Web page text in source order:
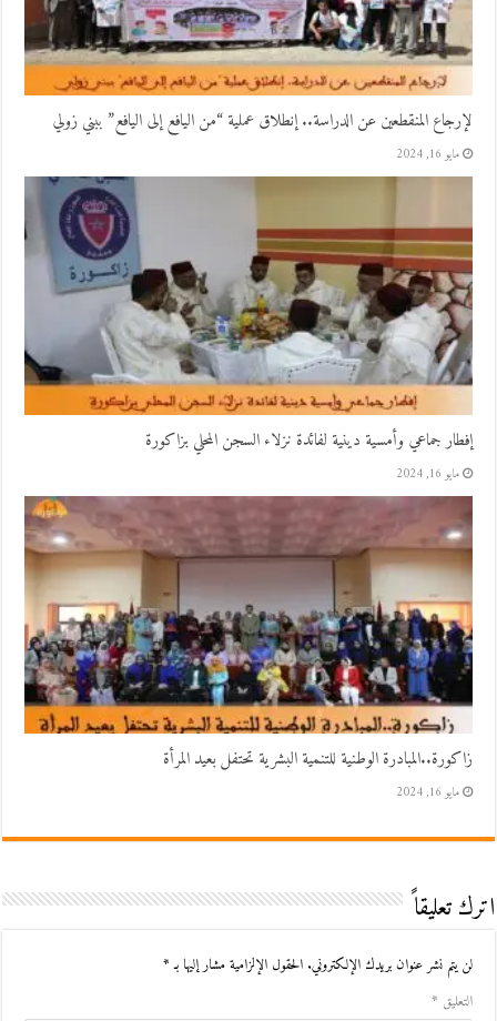
لإرجاع المنقطعين عن الدراسة.. إنطلاق عملية “من اليافع إلى اليافع” ببني زولي
مايو 16, 2024
إفطار جماعي وأمسية دينية لفائدة نزلاء السجن المحلي بزاكورة
مايو 16, 2024
زاكورة..المبادرة الوطنية للتنمية البشرية تحتفل بعيد المرأة
مايو 16, 2024
اترك تعليقاً
لن يتم نشر عنوان بريدك الإلكتروني. الحقول الإلزامية مشار إليها بـ*
التعليق *